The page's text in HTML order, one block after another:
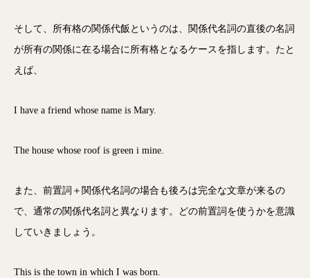
そして、所有格の関係代飯というのは、関係代名詞の直後の名詞
が所有の関係に在る場合に所有格となるケースを指します。たと
えば、
I have a friend whose name is Mary.
The house whose roof is green i mine.
また、前置詞＋関係代名詞の場合も後ろは完全な文章が来るの
で、通常の関係代名詞と異なります。どの前置詞を使うかを意識
していきましょう。
This is the town in which I was born.